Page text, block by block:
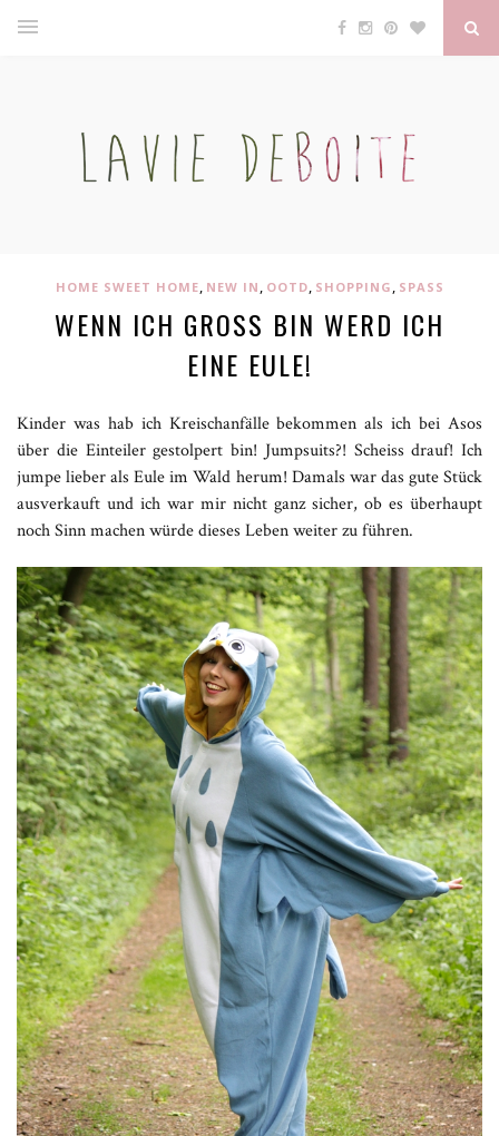
HOME SWEET HOME, NEW IN , OOTD, SHOPPING , SPASS
WENN ICH GROSS BIN WERD ICH E
INE EULE!
Kinder was hab ich Kreischanfälle bekommen als ich bei Asos
über die Einteiler gestolpert bin! Jumpsuits?! Scheiss drauf! Ich
jumpe lieber als Eule im Wald herum! Damals war das gute Stück
ausverkauft und ich war mir nicht ganz sicher, ob es überhaupt
noch Sinn machen würde dieses Leben weiter zu führen.